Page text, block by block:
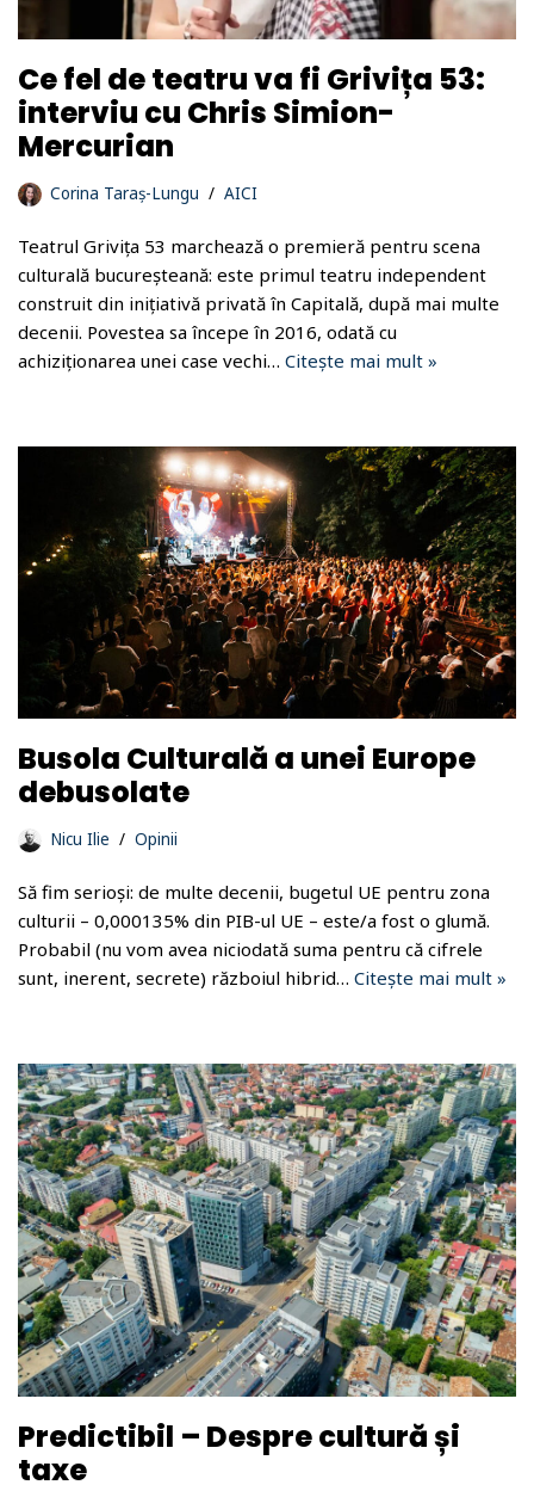
Ce fel de teatru va fi Grivița 53:
interviu cu Chris Simion-
Mercurian
Corina Taraș-Lungu AICI
Teatrul Grivița 53 marchează o premieră pentru scena
culturală bucureșteană: este primul teatru independent
construit din inițiativă privată în Capitală, după mai multe
decenii. Povestea sa începe în 2016, odată cu
achiziționarea unei case vechi… Citește mai mult »
Busola Culturală a unei Europe
debusolate
Nicu Ilie Opinii
Să fim serioși: de multe decenii, bugetul UE pentru zona
culturii – 0,000135% din PIB-ul UE – este/a fost o glumă.
Probabil (nu vom avea niciodată suma pentru că cifrele
sunt, inerent, secrete) războiul hibrid… Citește mai mult »
Predictibil – Despre cultură și
taxe